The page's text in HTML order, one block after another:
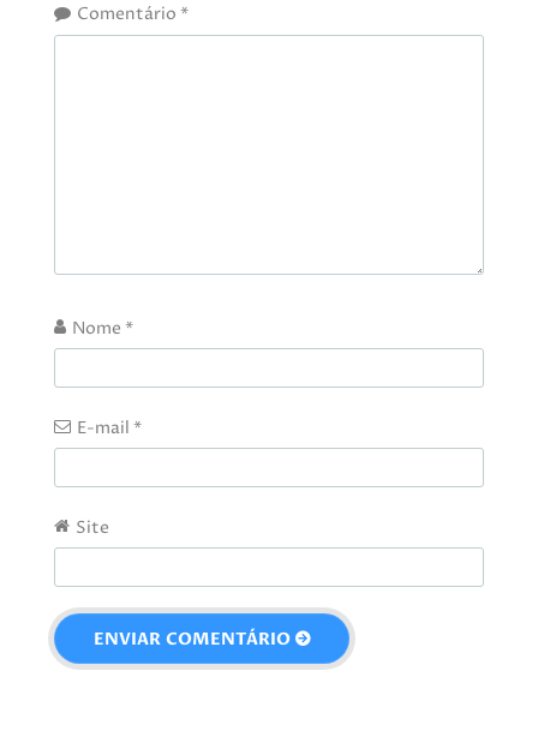
Comentário *
Nome *
E-mail *
Site